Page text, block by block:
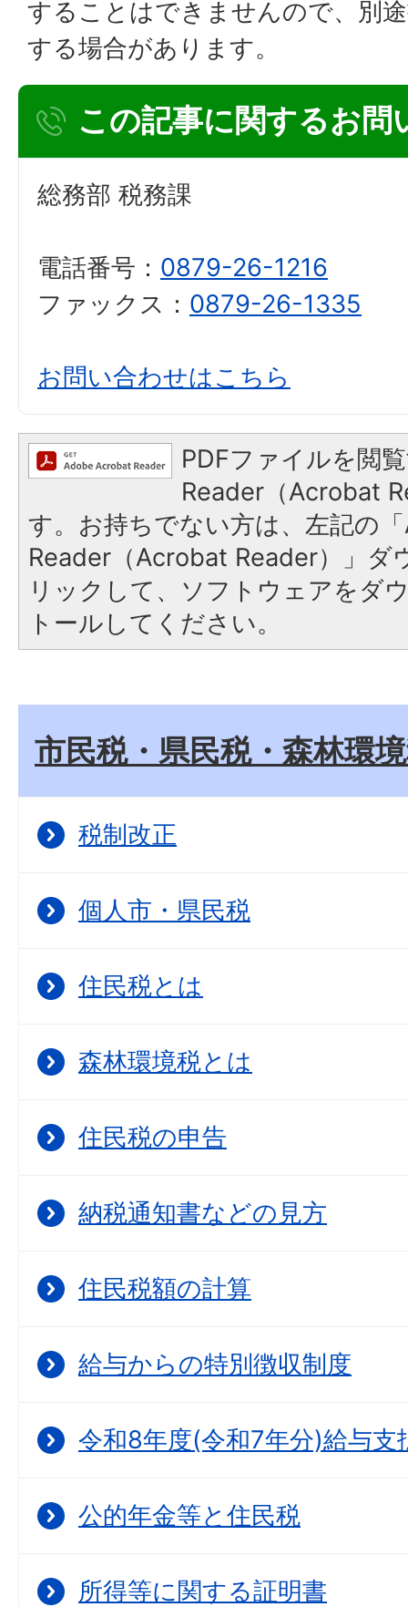
することはできませんので、別
する場合があります。
この記事に関するお問
総務部 税務課
電話番号： 0879-26-1216
ファックス： 0879-26-1335
お問い合わせはこちら
PDFファイルを閲
Reader（Acrobat
す。お持ちでない方は、左記の
Reader（Acrobat Reader）」ダ
リックして、ソフトウェアをダ
トールしてください。
市民税・県民税・森林環
税制改正
個人市・県民税
住民税とは
森林環境税とは
住民税の申告
納税通知書などの見方
住民税額の計算
給与からの特別徴収制度
令和8年度(令和7年分)給与支
公的年金等と住民税
所得等に関する証明書